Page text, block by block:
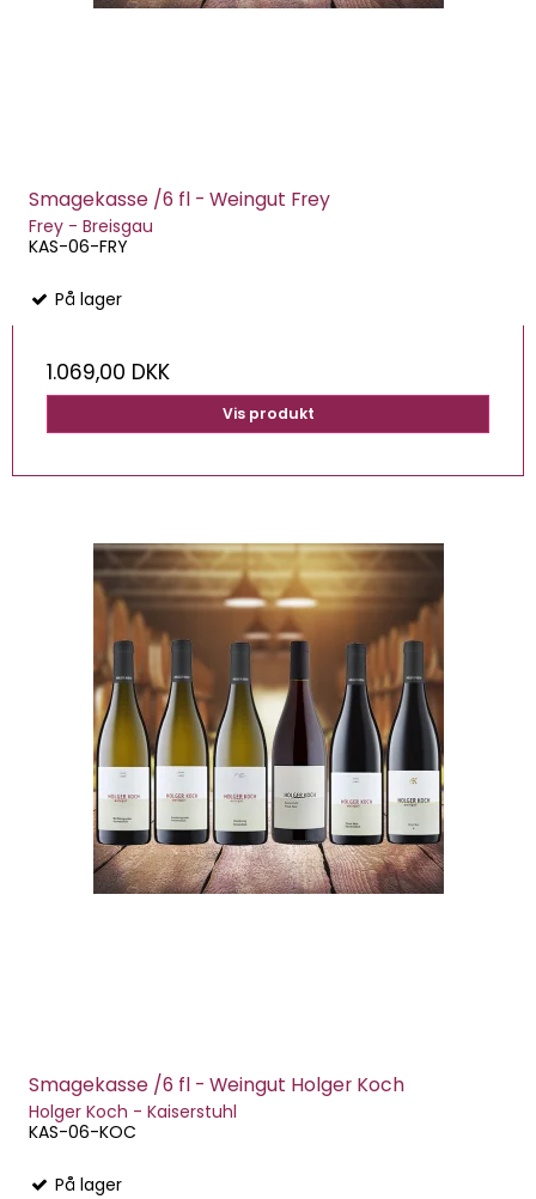
Smagekasse /6 fl - Weingut Frey
Frey - Breisgau
KAS-06-FRY
På lager
1.069,00 DKK
Vis produkt
Smagekasse /6 fl - Weingut Holger Koch
Holger Koch - Kaiserstuhl
KAS-06-KOC
På lager